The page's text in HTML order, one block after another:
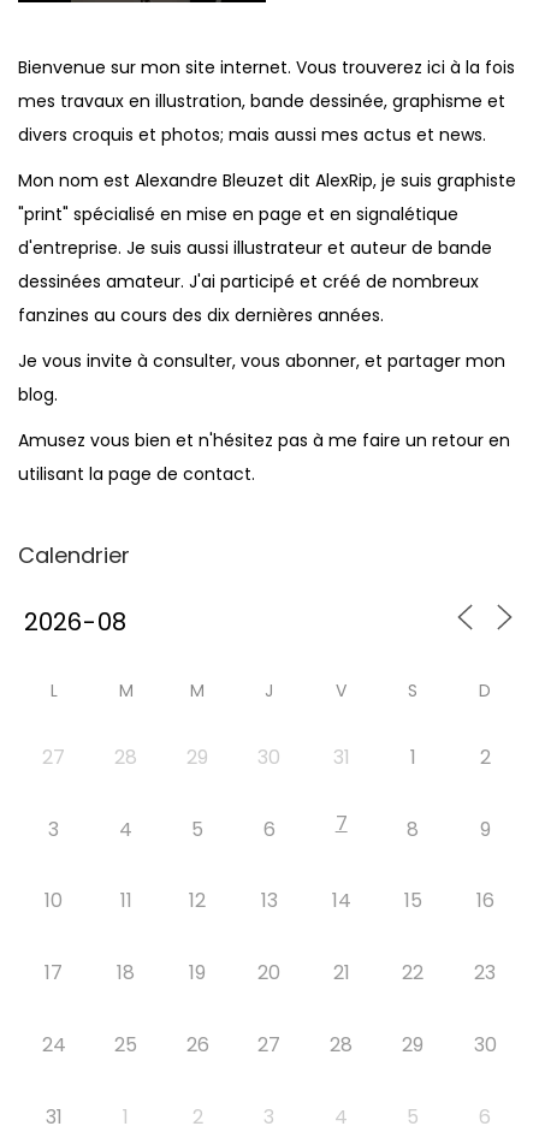
Bienvenue sur mon site internet. Vous trouverez ici à la fois
mes travaux en illustration, bande dessinée, graphisme et
divers croquis et photos; mais aussi mes actus et news.
Mon nom est Alexandre Bleuzet dit AlexRip, je suis graphiste
"print" spécialisé en mise en page et en signalétique
d'entreprise. Je suis aussi illustrateur et auteur de bande
dessinées amateur. J'ai participé et créé de nombreux
fanzines au cours des dix dernières années.
Je vous invite à consulter, vous abonner, et partager mon
blog.
Amusez vous bien et n'hésitez pas à me faire un retour en
utilisant la page de contact.
Calendrier
L M M J V S D
27 28 29 30 31 1 2
3 4 5 6 7 8 9
10 11 12 13 14 15 16
17 18 19 20 21 22 23
24 25 26 27 28 29 30
31 1 2 3 4 5 6